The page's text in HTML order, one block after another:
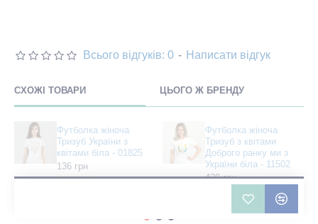
Всього відгуків: 0 - Написати відгук
СХОЖІ ТОВАРИ ЦЬОГО Ж БРЕНДУ
Футболка жіноча
Тризуб України з
квітами біла - 01825
136 грн
Футболка жіноча
Тризуб з квітами
Доброго ранку ми з
України біла - 11502
439 грн